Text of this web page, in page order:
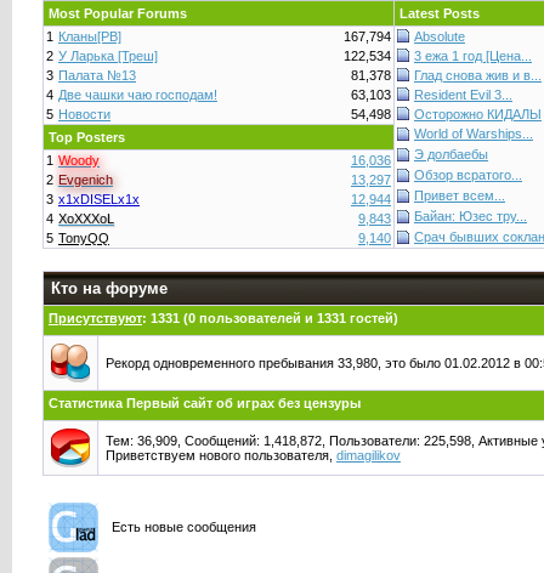
Most Popular Forums
Latest Posts
1 Кланы[PB]
167,794
2 У Ларька [Треш]
122,534
3 Палата №13
81,378
4 Две чашки чаю господам!
63,103
5 Новости 54,498
Absolute
3 ежа 1 год [Цена...
Глад снова жив и в...
Resident Evil 3...
Осторожно КИДАЛЫ
World of Warships...
Э долбаебы
Обзор всратого...
Привет всем...
Байан: Юзес тру...
Срач бывших
Top Posters
1 Woody
16,036
2 Evgenich
13,297
3 x1xDISELx1x
12,944
4 XoXXXoL
9,843
5 TonyQQ 9,140
Кто на форуме
Присутствуют: 1331 (0 пользователей и 1331 гостей)
Рекорд одновременного пребывания 33,980, это было 01.02.2012 в
Статистика Первый сайт об играх без цензуры
Тем: 36,909, Сообщений: 1,418,872, Пользователи: 225,598, Активные
Приветствуем нового пользователя, dimagilikov
Есть новые сообщения